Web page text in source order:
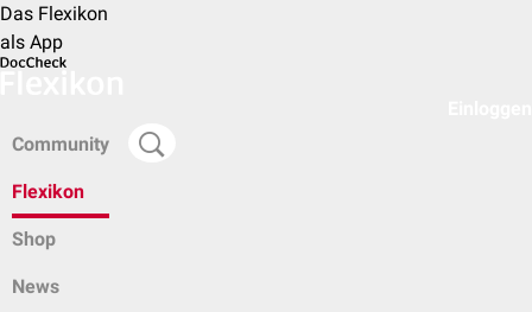
Das Flexikon
als App
Community
Flexikon
Shop
News